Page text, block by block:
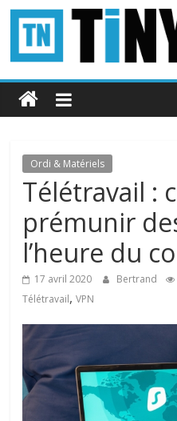
Passer
contenu
Tinynews
Le
belge
connecté
Ordi & Matériels
Télétravail :
prémunir
l’heure du
17 avril 2020 Bertrand
Télétravail,VPN